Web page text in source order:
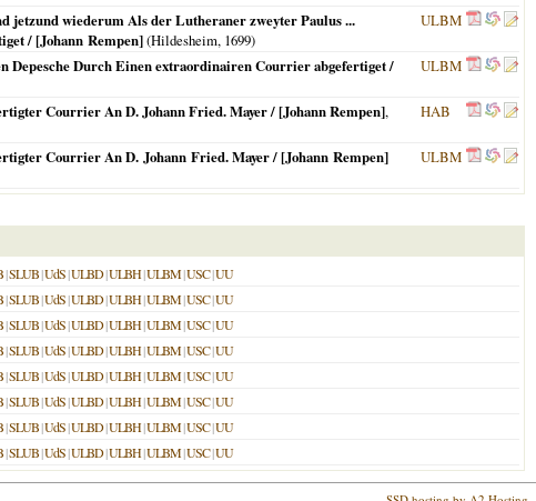
wiederum Als der Lutheraner zweyter Paulus ...
/ [Johann Rempen](Hildesheim, 1699)
ULBM
Durch Einen extraordinairen Courrier abgefertiget /
ULBM
Courrier An D. Johann Fried. Mayer / [Johann Rempen],
HAB
Courrier An D. Johann Fried. Mayer / [Johann Rempen]
ULBM
|SLUB|UdS|ULBD|ULBH|ULBM|USC|UU
|SLUB|UdS|ULBD|ULBH|ULBM|USC|UU
|SLUB|UdS|ULBD|ULBH|ULBM|USC|UU
|SLUB|UdS|ULBD|ULBH|ULBM|USC|UU
|SLUB|UdS|ULBD|ULBH|ULBM|USC|UU
|SLUB|UdS|ULBD|ULBH|ULBM|USC|UU
|SLUB|UdS|ULBD|ULBH|ULBM|USC|UU
|SLUB|UdS|ULBD|ULBH|ULBM|USC|UU